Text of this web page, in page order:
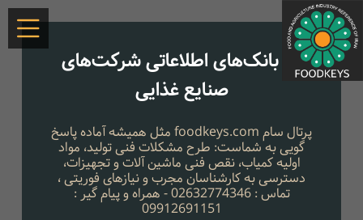
. بانک‌های اطلاعاتی شرکت‌های
صنایع غذایی
پرتال سام foodkeys.com مثل همیشه آماده پاسخ
گویی به شماست: طرح مشکلات فنی تولید، مواد
اولیه کمیاب، نقص فنی ماشین آلات و تجهیزات،
دسترسی به کارشناسان مجرب و نیازهای فوریتی ،
تماس : 02632774346 - همراه و پیام گیر :
09912691151